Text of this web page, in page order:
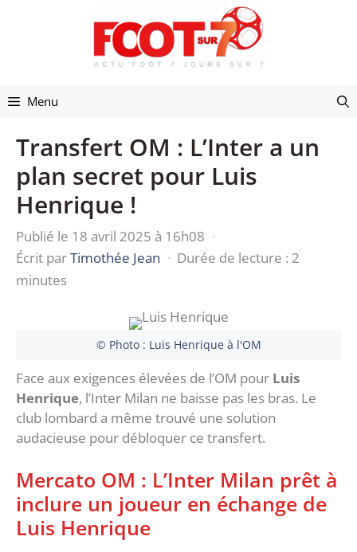
Menu
Transfert OM : L’Inter a un
plan secret pour Luis
Henrique !
Publié le 18 avril 2025 à 16h08 ·
Écrit parTimothée Jean · Durée de lecture : 2
minutes
© Photo : Luis Henrique à l'OM
Face aux exigences élevées de l’OM pour Luis
Henrique, l’Inter Milan ne baisse pas les bras. Le
club lombard a même trouvé une solution
audacieuse pour débloquer ce transfert.
Mercato OM : L’Inter Milan prêt à
inclure un joueur en échange de
Luis Henrique